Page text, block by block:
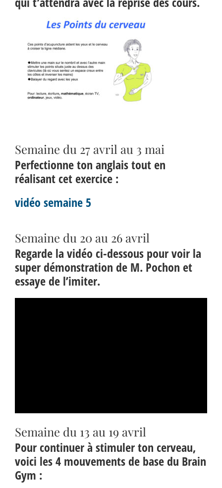
Semaine du 27 avril au 3 mai
Perfectionne ton anglais tout en
réalisant cet exercice :
vidéo semaine 5
Semaine du 20 au 26 avril
Regarde la vidéo ci-dessous pour voir la
super démonstration de M. Pochon et
essaye de l’imiter.
Semaine du 13 au 19 avril
Pour continuer à stimuler ton cerveau,
voici les 4 mouvements de base du Brain
Gym :